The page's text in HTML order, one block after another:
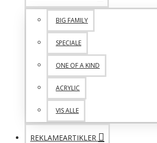
BIG FAMILY
SPECIALE
ONE OF A KIND
ACRYLIC
VIS ALLE
REKLAMEARTIKLER